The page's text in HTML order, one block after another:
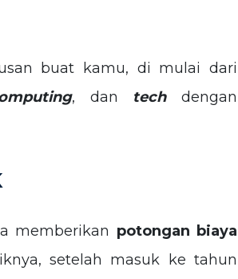
buat kamu, di mulai dari
, dan techdengan
memberikan potongan biaya
setelah masuk ke tahun